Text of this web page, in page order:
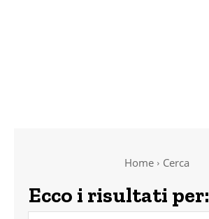
Home Cerca
Ecco i risultati per: